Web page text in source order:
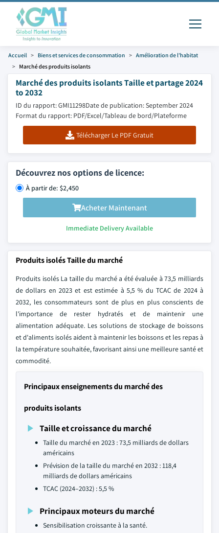
Accueil Biens et services de consommation
Amélioration de l’habitat
Marché des produits isolants
Marché des produits isolants Taille et partage 2024
to 2032
ID du rapport: GMI11298Date de publication: September 2024
Format du rapport: PDF/Excel/Tableau de bord/Plateforme
Télécharger Le PDF Gratuit
Découvrez nos options de licence:
À partir de: $2,450
Acheter Maintenant
Immediate Delivery Available
Produits isolés Taille du marché
Produits isolés La taille du marché a été évaluée à 73,5 milliards
de dollars en 2023 et est estimée à 5,5 % du TCAC de 2024 à
2032, les consommateurs sont de plus en plus conscients de
l'importance de rester hydratés et de maintenir une
alimentation adéquate. Les solutions de stockage de boissons
et d'aliments isolés aident à maintenir les boissons et les repas à
la température souhaitée, favorisant ainsi une meilleure santé et
commodité.
Principaux enseignements du marché des
produits isolants
Taille et croissance du marché
Taille du marché en 2023 : 73,5 milliards de dollars
américains
Prévision de la taille du marché en 2032 : 118,4
milliards de dollars américains
TCAC (2024–2032) : 5,5 %
Principaux moteurs du marché
Sensibilisation croissante à la santé.